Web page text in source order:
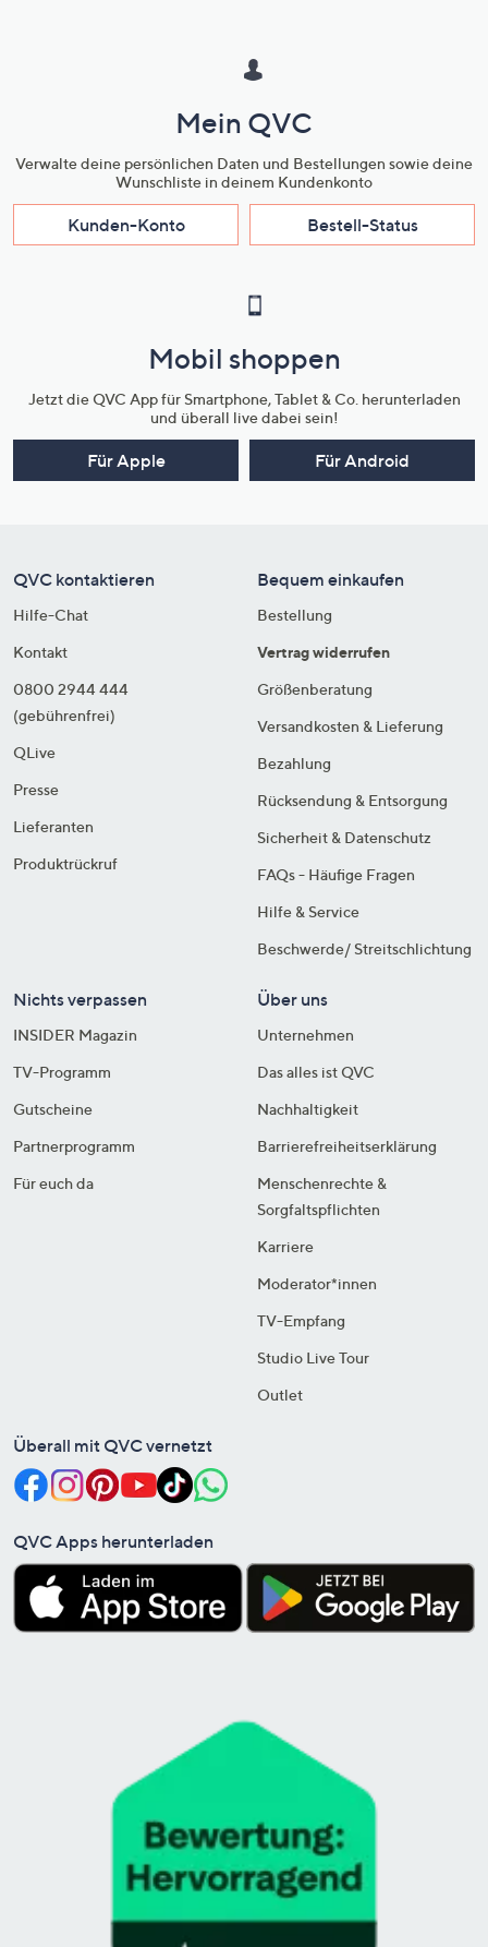
Mein QVC
Verwalte deine persönlichen Daten und Bestellungen sowie deine
Wunschliste in deinem Kundenkonto
Kunden-Konto Bestell-Status
Mobil shoppen
Jetzt die QVC App für Smartphone, Tablet & Co. herunterladen
und überall live dabei sein!
Für Apple Für Android
QVC kontaktieren
Hilfe-Chat
Kontakt
0800 2944 444
(gebührenfrei)
QLive
Presse
Lieferanten
Produktrückruf
Bequem einkaufen
Bestellung
Vertrag widerrufen
Größenberatung
Versandkosten & Lieferung
Bezahlung
Rücksendung & Entsorgung
Sicherheit & Datenschutz
FAQs - Häufige Fragen
Hilfe & Service
Beschwerde/ Streitschlichtung
Nichts verpassen
INSIDER Magazin
TV-Programm
Gutscheine
Partnerprogramm
Für euch da
Über uns
Unternehmen
Das alles ist QVC
Nachhaltigkeit
Barrierefreiheitserklärung
Menschenrechte &
Sorgfaltspflichten
Karriere
Moderator*innen
TV-Empfang
Studio Live Tour
Outlet
Überall mit QVC vernetzt
QVC Apps herunterladen